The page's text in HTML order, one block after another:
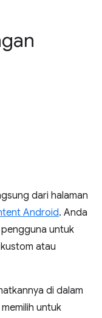
dari halaman
Android. Anda
untuk
atau
di dalam
untuk